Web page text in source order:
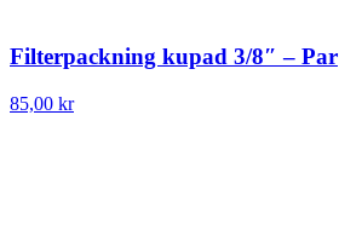
Filterpackning kupad 3/8″ – Par
85,00 kr